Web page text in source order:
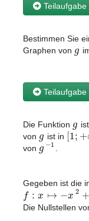
Teilaufgabe
Bestimmen Sie
Graphen von g
Teilaufgabe
Die Funktion g
von g ist in [1;+
von g −1 .
Gegeben ist die
f : x ↦ −x 2 +
Die Nullstellen